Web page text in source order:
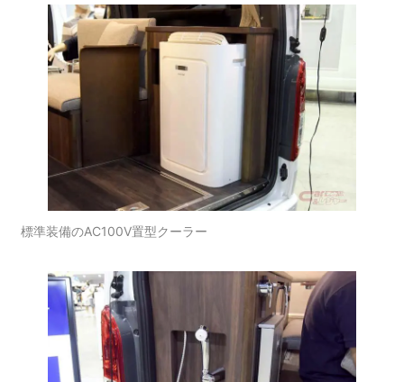
標準装備のAC100V置型クーラー